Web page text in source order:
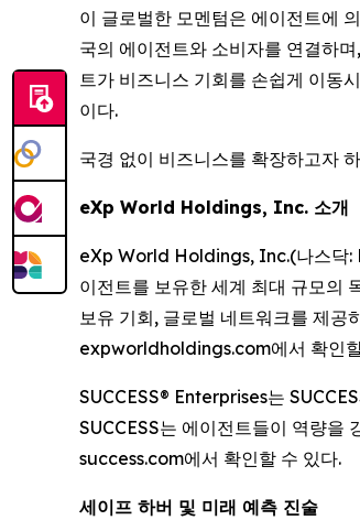
이 글로벌한 모멘텀은 에이전트에
국의 에이전트와 소비자를 연결하
트가 비즈니스 기회를 손쉽게 이동
이다.
국경 없이 비즈니스를 확장하고자
eXp World Holdings, Inc. 소개
eXp World Holdings, Inc.(나스닥:
이전트를 보유한 세계 최대 규모의
보유 기회, 글로벌 네트워크를 제
expworldholdings.com에서 확인
SUCCESS® Enterprises는
SUCCESS는 에이전트들이 역량을
success.com에서 확인할 수 있다.
세이프 하버 및 미래 예측 진술